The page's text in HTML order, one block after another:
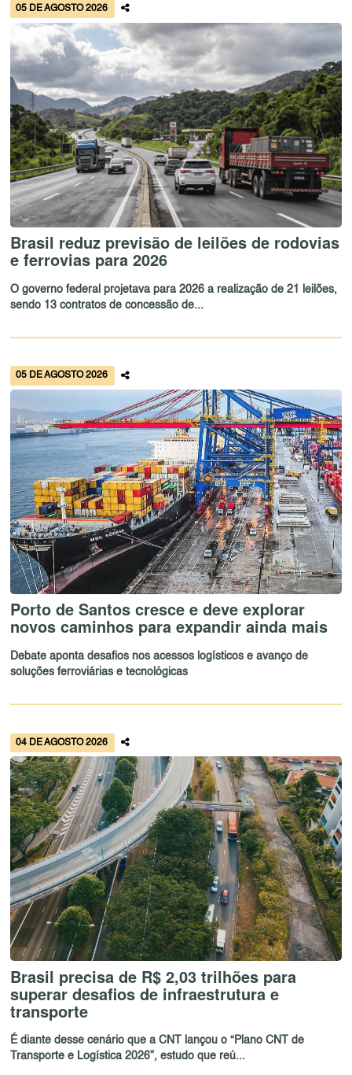
05 DE AGOSTO 2026
Brasil reduz previsão de leilões de rodovias
e ferrovias para 2026
O governo federal projetava para 2026 a realização de 21 leilões,
sendo 13 contratos de concessão de...
05 DE AGOSTO 2026
Porto de Santos cresce e deve explorar
novos caminhos para expandir ainda mais
Debate aponta desafios nos acessos logísticos e avanço de
soluções ferroviárias e tecnológicas
04 DE AGOSTO 2026
Brasil precisa de R$ 2,03 trilhões para
superar desafios de infraestrutura e
transporte
É diante desse cenário que a CNT lançou o “Plano CNT de
Transporte e Logística 2026”, estudo que reú...